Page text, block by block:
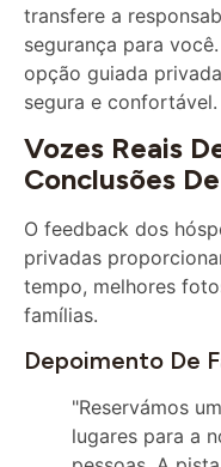
segurança para
opção guiada
segura e confortável.
Vozes Reais
Conclusões
O feedback dos
privadas
tempo, melhores
famílias.
Depoimento De
lugares para a
pessoas. A